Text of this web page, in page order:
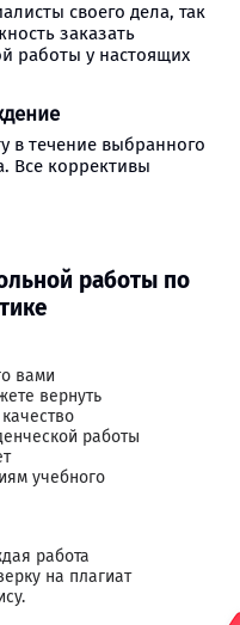
своего дела, так
заказать
работы у настоящих
в течение выбранного
Все коррективы
работы по
вами
вернуть
работы
учебного
работа
на плагиат